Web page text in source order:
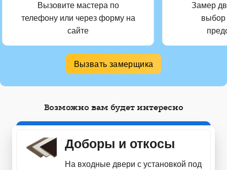
Вызовите мастера по
телефону или через форму на
сайте
Замер
выбор
Вызвать замерщика
Возможно вам будет интересно
Доборы и откосы
На входные двери с установкой под